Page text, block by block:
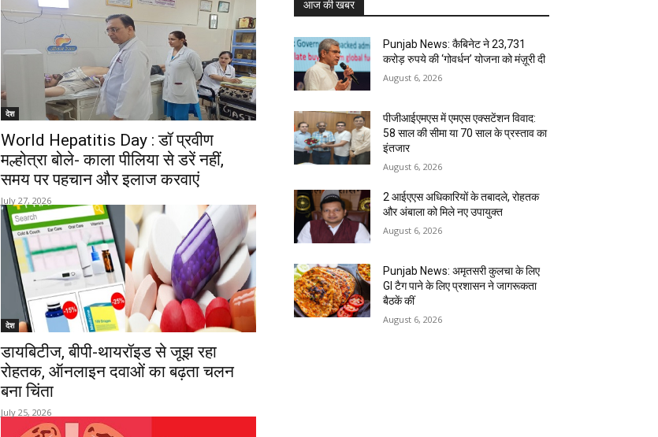
देश
World Hepatitis Day : डॉ प्रवीण
मल्होत्रा बोले- काला पीलिया से डरें नहीं,
समय पर पहचान और इलाज करवाएं
July 27, 2026
देश
डायबिटीज, बीपी-थायरॉइड से जूझ रहा
रोहतक, ऑनलाइन दवाओं का बढ़ता चलन
बना चिंता
July 25, 2026
आज की खबर
Punjab News: कैबिनेट ने 23,731
करोड़ रुपये की ‘गोवर्धन’ योजना को मंज़ूरी दी
August 6, 2026
पीजीआईएमएस में एमएस एक्सटेंशन विवाद:
58 साल की सीमा या 70 साल के प्रस्ताव का
इंतजार
August 6, 2026
2 आईएएस अधिकारियों के तबादले, रोहतक
और अंबाला को मिले नए उपायुक्त
August 6, 2026
Punjab News: अमृतसरी कुलचा के लिए
GI टैग पाने के लिए प्रशासन ने जागरूकता
बैठकें कीं
August 6, 2026